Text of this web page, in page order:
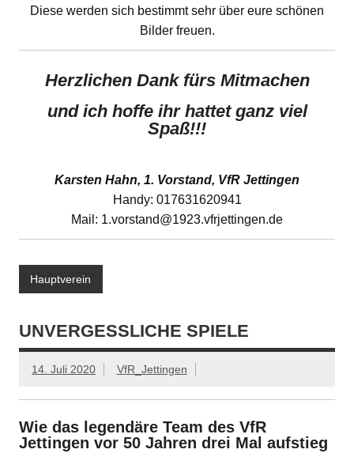
Diese werden sich bestimmt sehr über eure schönen
Bilder freuen.
Herzlichen Dank fürs Mitmachen
und ich hoffe ihr hattet ganz viel
Spaß!!!
Karsten Hahn, 1. Vorstand, VfR Jettingen
Handy: 017631620941
Mail: 1.vorstand@1923.vfrjettingen.de
Hauptverein
UNVERGESSLICHE SPIELE
14. Juli 2020 VfR_Jettingen
Wie das legendäre Team des VfR
Jettingen vor 50 Jahren drei Mal aufstieg